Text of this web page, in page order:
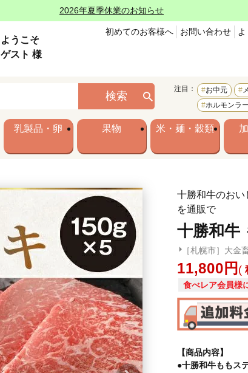
2026年夏季休業のお知らせ
ようこそ
ゲスト 様
初めてのお客様へ お問い合わせ
検索
注目： お中元
ホルモンラ
乳製品・卵 果物 米・麺・穀類
十勝和牛のお
を通販で
十勝和牛
［札幌市］大金
11,800
食べレア会員様
【商品内容】
●十勝和牛ももス